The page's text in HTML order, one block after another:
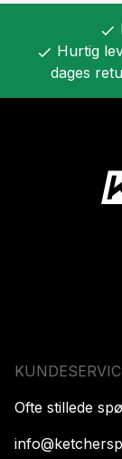
check
check Hurtig
dages
Ofte stillede